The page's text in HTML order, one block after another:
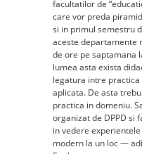
facultatilor de
care vor preda
si in primul semestru
aceste departamente
de ore pe saptamana
lumea asta exista
legatura intre
aplicata. De asta
practica in domeniu.
organizat de DPPD si
in vedere
modern la un loc —